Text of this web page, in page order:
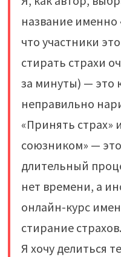
название именно
что участники
стирать страхи
за минуты) — это
неправильно
«Принять страх»
союзником» —
длительный
нет времени, а
онлайн-курс
стирание
Я хочу делиться